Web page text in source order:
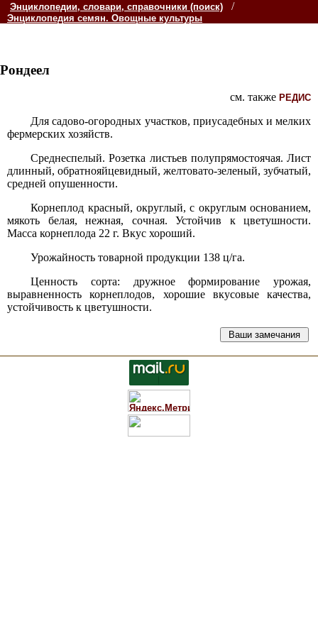
Энциклопедии, словари, справочники (поиск) /
Энциклопедия семян. Овощные культуры
Рондеел
см. также РЕДИС
Для садово-огородных участков, приусадебных и мелких
фермерских хозяйств.
Среднеспелый. Розетка листьев полупрямостоячая. Лист
длинный, обратнояйцевидный, желтовато-зеленый, зубчатый,
средней опушенности.
Корнеплод красный, округлый, с округлым основанием,
мякоть белая, нежная, сочная. Устойчив к цветушности.
Масса корнеплода 22 г. Вкус хороший.
Урожайность товарной продукции 138 ц/га.
Ценность сорта: дружное формирование урожая,
выравненность корнеплодов, хорошие вкусовые качества,
устойчивость к цветушности.